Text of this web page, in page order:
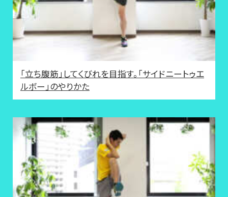
「立ち腹筋」してくびれを目指す。「サイドニートゥエ
ルボー」のやりかた